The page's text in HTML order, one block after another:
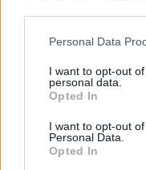
Personal Data
I want to opt-out
personal data.
Opted In
I want to opt-out
Personal Data.
Opted In
Ekspertët sugjerojnë
vaksinës Pfizer
këto kategori
16:12 / 18/09/2021